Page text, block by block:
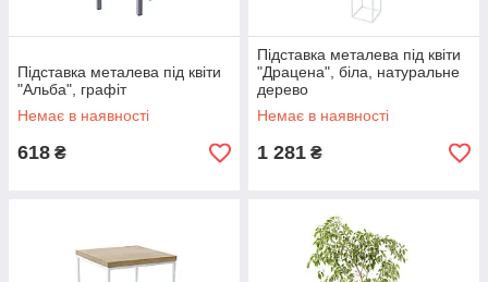
Підставка металева під квіти
"Альба", графіт
Немає в наявності
618 ₴
Підставка металева під квіти
"Драцена", біла, натуральне
дерево
Немає в наявності
1 281 ₴